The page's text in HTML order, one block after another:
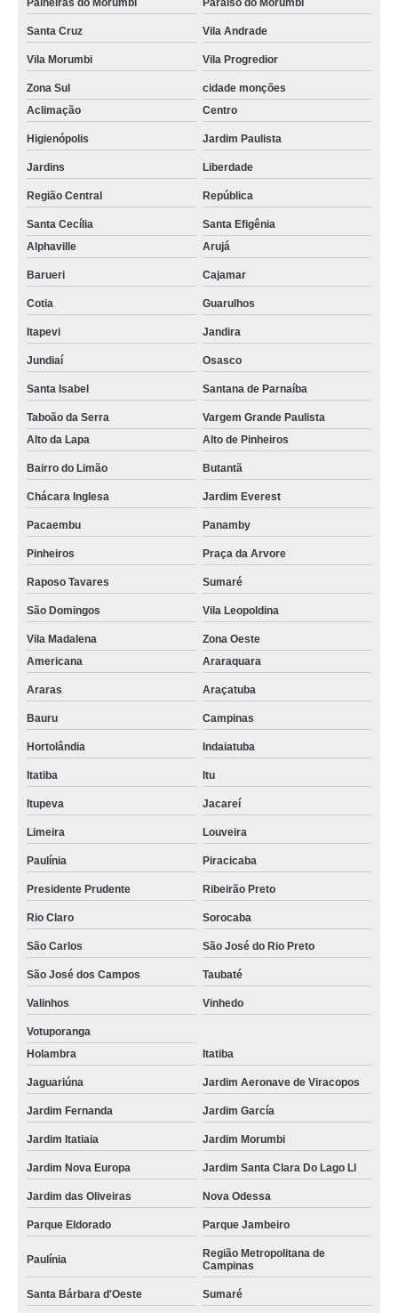
Paineiras do Morumbi Paraíso do Morumbi
Santa Cruz Vila Andrade
Vila Morumbi Vila Progredior
Zona Sul
cidade monções
Aclimação
Centro
Higienópolis Jardim Paulista
Jardins Liberdade
Região Central República
Santa Cecília
Santa Efigênia
Alphaville
Arujá
Barueri Cajamar
Cotia Guarulhos
Itapevi Jandira
Jundiaí Osasco
Santa Isabel Santana de Parnaíba
Taboão da Serra
Vargem Grande Paulista
Alto da Lapa
Alto de Pinheiros
Bairro do Limão Butantã
Chácara Inglesa Jardim Everest
Pacaembu Panamby
Pinheiros Praça da Arvore
Raposo Tavares Sumaré
São Domingos Vila Leopoldina
Vila Madalena
Zona Oeste
Americana
Araraquara
Araras Araçatuba
Bauru Campinas
Hortolândia Indaiatuba
Itatiba Itu
Itupeva Jacareí
Limeira Louveira
Paulínia Piracicaba
Presidente Prudente Ribeirão Preto
Rio Claro Sorocaba
São Carlos São José do Rio Preto
São José dos Campos Taubaté
Valinhos Vinhedo
Votuporanga
Holambra
Itatiba
Jaguariúna Jardim Aeronave de Viracopos
Jardim Fernanda Jardim García
Jardim Itatiaia Jardim Morumbi
Jardim Nova Europa Jardim Santa Clara Do Lago Ll
Jardim das Oliveiras Nova Odessa
Parque Eldorado Parque Jambeiro
Paulínia
Região Metropolitana de
Campinas
Santa Bárbara d'Oeste Sumaré